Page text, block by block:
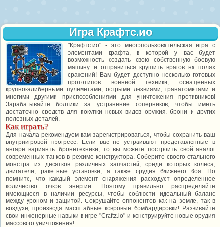
Игра Крафтс.ио
"Крафтс.ио" - это многопользовательская игра с
элементами крафта, в которой у вас будет
возможность создать свою собственную боевую
машину и отправиться крушить врагов на полях
сражений! Вам будет доступно несколько готовых
прототипов военной техники, оснащенных
крупнокалиберными пулеметами, острыми лезвиями, гранатометами и
многими другими приспособлениями для уничтожения противников!
Зарабатывайте болтики за устранение соперников, чтобы иметь
достаточно средств для покупки новых видов оружия, брони и других
полезных деталей.
Как играть?
Для начала рекомендуем вам зарегистрироваться, чтобы сохранить ваш
внутриигровой прогресс. Если вас не устраивают представленные в
ангаре варианты бронетехники, то вы можете построить свой аналог
современных танков в режиме конструктора. Соберите своего стального
монстра из десятков различных запчастей, среди которых колеса,
двигатели, ракетные установки, а также орудия ближнего боя. Но
помните, что каждый элемент снаряжения расходует определенное
количество очков энергии. Поэтому правильно распределяйте
имеющиеся в наличии ресурсы, чтобы соблюсти идеальный баланс
между уроном и защитой. Сокрушайте оппонентов как на земле, так в
воздухе, производя масштабные ковровые бомбардировки! Развивайте
свои инженерные навыки в игре "Craftz.io" и конструируйте новые орудия
массового уничтожения!